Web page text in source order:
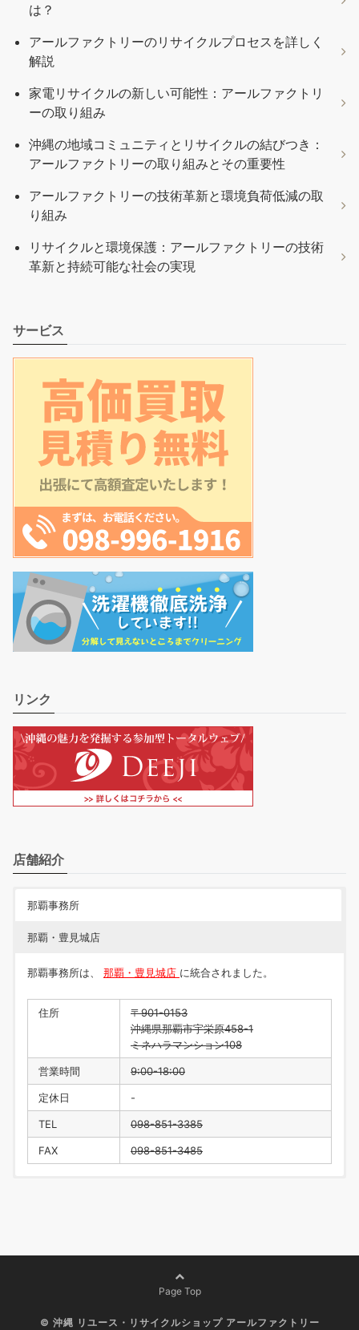
は？
アールファクトリーのリサイクルプロセスを詳しく
解説
家電リサイクルの新しい可能性：アールファクトリ
ーの取り組み
沖縄の地域コミュニティとリサイクルの結びつき：
アールファクトリーの取り組みとその重要性
アールファクトリーの技術革新と環境負荷低減の取
り組み
リサイクルと環境保護：アールファクトリーの技術
革新と持続可能な社会の実現
サービス
リンク
店舗紹介
那覇事務所
那覇・豊見城店
那覇事務所は、 那覇・豊見城店 に統合されました。
住所
〒901-0153
沖縄県那覇市宇栄原458-1
ミネハラマンション108
営業時間 9:00-18:00
定休日 -
TEL 098-851-3385
FAX 098-851-3485
定休日 水曜日・年末年始
098-996-1916
Page Top
© 沖縄 リユース・リサイクルショップ アールファクトリー